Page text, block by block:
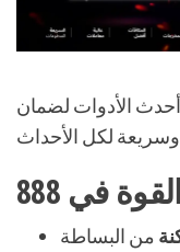
الأدوات لضمان
من البساطة